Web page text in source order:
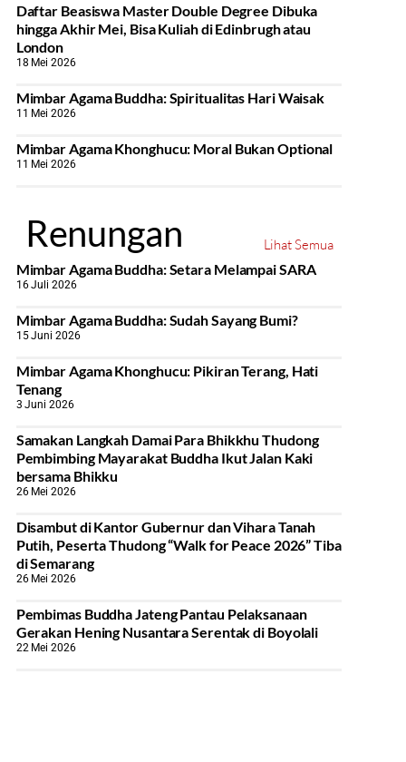
Daftar Beasiswa Master Double Degree Dibuka
hingga Akhir Mei, Bisa Kuliah di Edinbrugh atau
London
18 Mei 2026
Mimbar Agama Buddha: Spiritualitas Hari Waisak
11 Mei 2026
Mimbar Agama Khonghucu: Moral Bukan Optional
11 Mei 2026
Renungan
Lihat Semua
Mimbar Agama Buddha: Setara Melampai SARA
16 Juli 2026
Mimbar Agama Buddha: Sudah Sayang Bumi?
15 Juni 2026
Mimbar Agama Khonghucu: Pikiran Terang, Hati
Tenang
3 Juni 2026
Samakan Langkah Damai Para Bhikkhu Thudong
Pembimbing Mayarakat Buddha Ikut Jalan Kaki
bersama Bhikku
26 Mei 2026
Disambut di Kantor Gubernur dan Vihara Tanah
Putih, Peserta Thudong “Walk for Peace 2026” Tiba
di Semarang
26 Mei 2026
‎Pembimas Buddha Jateng Pantau Pelaksanaan
Gerakan Hening Nusantara Serentak di Boyolali
22 Mei 2026